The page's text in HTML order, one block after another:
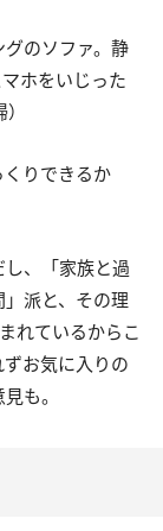
グのソファ。静
ホをいじった
くりできるか
、「家族と過
派と、その理
れているからこ
お気に入りの
も。